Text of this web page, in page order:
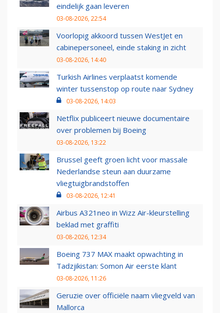
eindelijk gaan leveren
03-08-2026, 22:54
Voorlopig akkoord tussen WestJet en
cabinepersoneel, einde staking in zicht
03-08-2026, 14:40
Turkish Airlines verplaatst komende
winter tussenstop op route naar Sydney
03-08-2026, 14:03
Netflix publiceert nieuwe documentaire
over problemen bij Boeing
03-08-2026, 13:22
Brussel geeft groen licht voor massale
Nederlandse steun aan duurzame
vliegtuigbrandstoffen
03-08-2026, 12:41
Airbus A321neo in Wizz Air-kleurstelling
beklad met graffiti
03-08-2026, 12:34
Boeing 737 MAX maakt opwachting in
Tadzjikistan: Somon Air eerste klant
03-08-2026, 11:26
Geruzie over officiële naam vliegveld van
Mallorca